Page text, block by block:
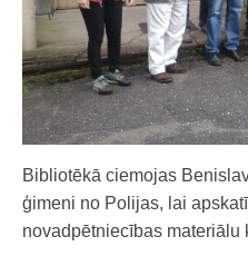
Bibliotēkā ciemojas
ģimeni no Polijas, lai
novadpētniecības materiālu